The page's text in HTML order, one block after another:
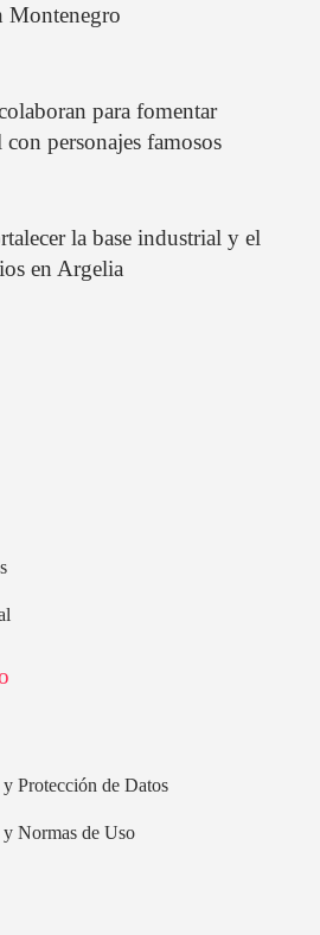
Montenegro
para fomentar
personajes famosos
la base industrial y el
en Argelia
Protección de Datos
Normas de Uso